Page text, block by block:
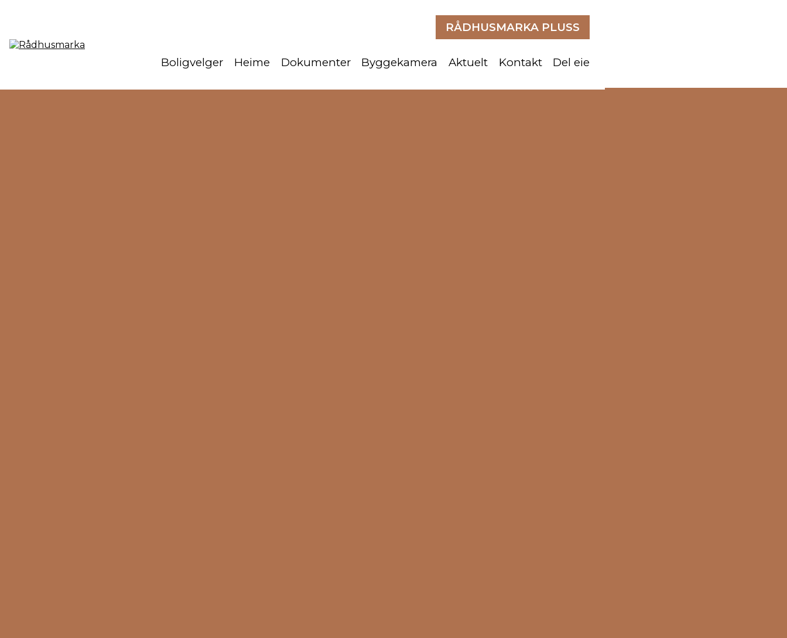
RÅDHUSMARKA PLUSS
Boligvelger Heime Dokumenter Byggekamera Aktuelt Kontakt Del eie